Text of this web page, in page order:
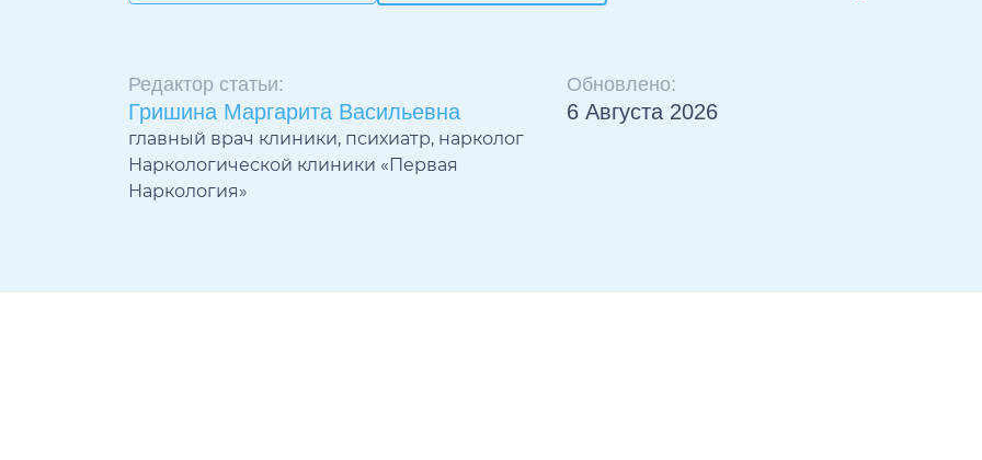
Редактор статьи:
Гришина Маргарита Васильевна
главный врач клиники, психиатр, нарколог
Наркологической клиники «Первая
Наркология»
Обновлено:
6 Августа 2026